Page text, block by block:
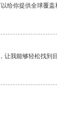
给你提供全球覆盖
让我能够轻松找到